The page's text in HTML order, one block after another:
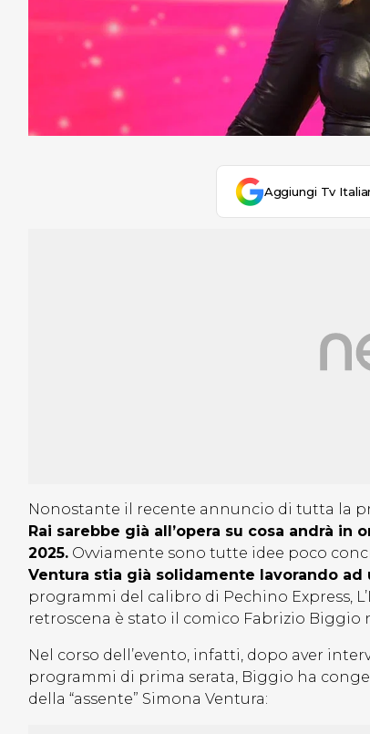
Aggiungi Tv
Nonostante il recente annuncio di tutta la
Rai sarebbe già all’opera su cosa andrà in
2025. Ovviamente sono tutte idee poco
Ventura stia già solidamente lavorando
programmi del calibro di Pechino Express,
retroscena è stato il comico Fabrizio Biggio
Nel corso dell’evento, infatti, dopo aver
programmi di prima serata, Biggio ha
della “assente” Simona Ventura: